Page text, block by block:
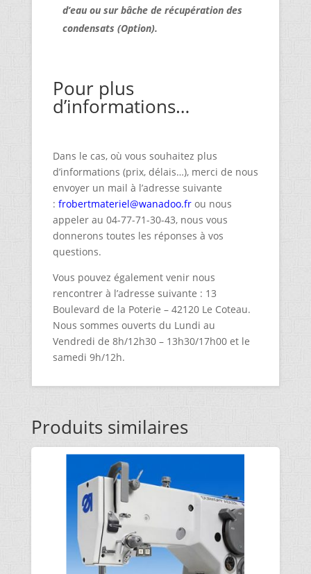
d’eau ou sur bâche de récupération des
condensats (Option).
Pour plus
d’informations…
Dans le cas, où vous souhaitez plus
d’informations (prix, délais…), merci de nous
envoyer un mail à l’adresse suivante
: frobertmateriel@wanadoo.frou nous
appeler au 04-77-71-30-43, nous vous
donnerons toutes les réponses à vos
questions.
Vous pouvez également venir nous
rencontrer à l’adresse suivante : 13
Boulevard de la Poterie – 42120 Le Coteau.
Nous sommes ouverts du Lundi au
Vendredi de 8h/12h30 – 13h30/17h00 et le
samedi 9h/12h.
Produits similaires